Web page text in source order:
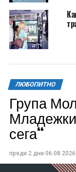
ЛЮБОПИТНО
Група
сега“
преди 2 дни 06.08.2026